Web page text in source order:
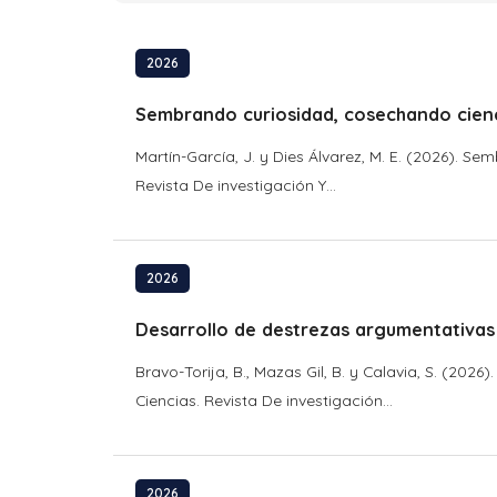
2026
Sembrando curiosidad, cosechando
Martín-García, J. y Dies Álvarez, M. E. (2026).
Revista De investigación Y...
2026
Desarrollo de destrezas
Bravo-Torija, B., Mazas Gil, B. y Calavia, S.
Ciencias. Revista De investigación...
2026